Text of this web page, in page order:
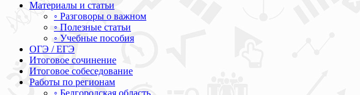
Материалы и статьи
◦ Разговоры о важном
◦ Полезные статьи
◦ Учебные пособия
ОГЭ / ЕГЭ
Итоговое сочинение
Итоговое собеседование
Работы по регионам
◦ Белгородская область